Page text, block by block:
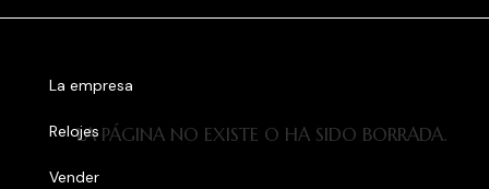
LA PÁGINA NO EXISTE O HA SIDO BORRADA.
La empresa
Relojes
Vender